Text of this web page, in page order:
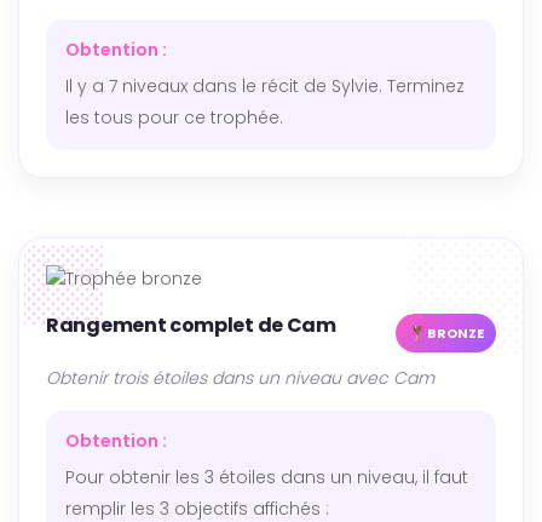
Obtention :
Il y a 7 niveaux dans le récit de Sylvie. Terminez
les tous pour ce trophée.
Rangement complet de Cam BRONZE
Obtenir trois étoiles dans un niveau avec Cam
Obtention :
Pour obtenir les 3 étoiles dans un niveau, il faut
remplir les 3 objectifs affichés :